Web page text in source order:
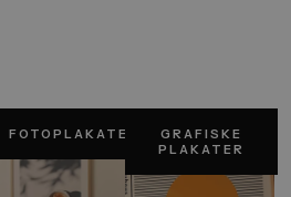
FOTOPLAKATER
GRAFISKE
PLAKATER